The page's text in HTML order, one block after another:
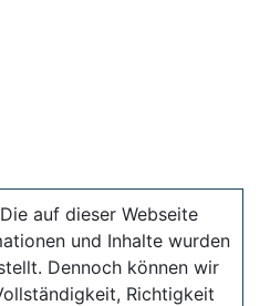
auf dieser Webseite
und Inhalte wurden
Dennoch können wir
Richtigkeit